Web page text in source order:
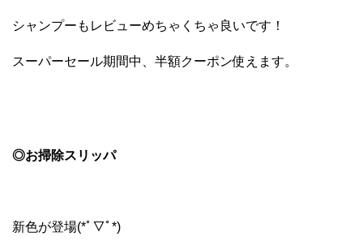
シャンプーもレビューめちゃくちゃ良いです！
スーパーセール期間中、半額クーポン使えます。
◎お掃除スリッパ
新色が登場(*ﾟ▽ﾟ*)